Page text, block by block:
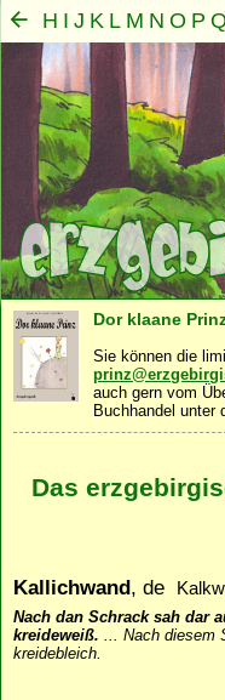
H I J K L M N O P
Mensch
· Seele ·
Dor klaane
Sie können die
auch gern vom
Buchhandel unter
Das
Kallichwand, de
Nach dan Schrack sah dar
kreideweiß. ... Nach diesem
kreidebleich.